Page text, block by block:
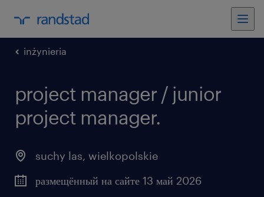
inżynieria
project manager / junior
project manager.
suchy las, wielkopolskie
размещённый на сайте 13 май 2026